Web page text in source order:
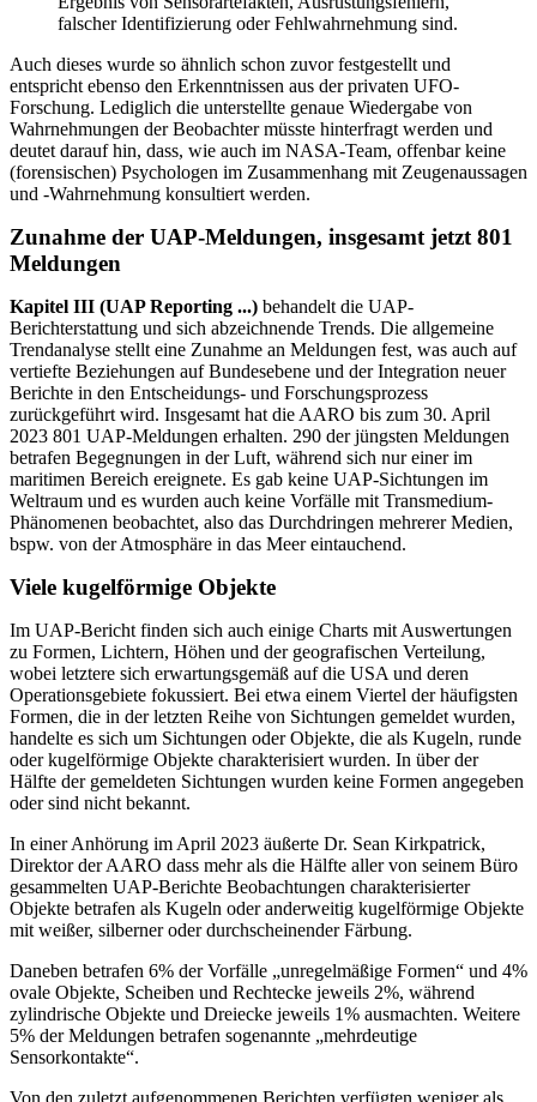
falscher Identifizierung oder Fehlwahrnehmung sind.
Auch dieses wurde so ähnlich schon zuvor festgestellt und
entspricht ebenso den Erkenntnissen aus der privaten UFO-
Forschung. Lediglich die unterstellte genaue Wiedergabe von
Wahrnehmungen der Beobachter müsste hinterfragt werden und
deutet darauf hin, dass, wie auch im NASA-Team, offenbar keine
(forensischen) Psychologen im Zusammenhang mit Zeugenaussagen
und -Wahrnehmung konsultiert werden.
Zunahme der UAP-Meldungen, insgesamt jetzt 801
Meldungen
Kapitel III (UAP Reporting ...) behandelt die UAP-
Berichterstattung und sich abzeichnende Trends. Die allgemeine
Trendanalyse stellt eine Zunahme an Meldungen fest, was auch auf
vertiefte Beziehungen auf Bundesebene und der Integration neuer
Berichte in den Entscheidungs- und Forschungsprozess
zurückgeführt wird. Insgesamt hat die AARO bis zum 30. April
2023 801 UAP-Meldungen erhalten. 290 der jüngsten Meldungen
betrafen Begegnungen in der Luft, während sich nur einer im
maritimen Bereich ereignete. Es gab keine UAP-Sichtungen im
Weltraum und es wurden auch keine Vorfälle mit Transmedium-
Phänomenen beobachtet, also das Durchdringen mehrerer Medien,
bspw. von der Atmosphäre in das Meer eintauchend.
Viele kugelförmige Objekte
Im UAP-Bericht finden sich auch einige Charts mit Auswertungen
zu Formen, Lichtern, Höhen und der geografischen Verteilung,
wobei letztere sich erwartungsgemäß auf die USA und deren
Operationsgebiete fokussiert. Bei etwa einem Viertel der häufigsten
Formen, die in der letzten Reihe von Sichtungen gemeldet wurden,
handelte es sich um Sichtungen oder Objekte, die als Kugeln, runde
oder kugelförmige Objekte charakterisiert wurden. In über der
Hälfte der gemeldeten Sichtungen wurden keine Formen angegeben
oder sind nicht bekannt.
In einer Anhörung im April 2023 äußerte Dr. Sean Kirkpatrick,
Direktor der AARO dass mehr als die Hälfte aller von seinem Büro
gesammelten UAP-Berichte Beobachtungen charakterisierter
Objekte betrafen als Kugeln oder anderweitig kugelförmige Objekte
mit weißer, silberner oder durchscheinender Färbung.
Daneben betrafen 6% der Vorfälle „unregelmäßige Formen“ und 4%
ovale Objekte, Scheiben und Rechtecke jeweils 2%, während
zylindrische Objekte und Dreiecke jeweils 1% ausmachten. Weitere
5% der Meldungen betrafen sogenannte „mehrdeutige
Sensorkontakte“.
Von den zuletzt aufgenommenen Berichten verfügten weniger als